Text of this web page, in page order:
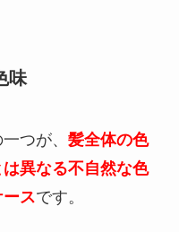
味
つが、 髪全体の色
異なる不自然な色
スです。